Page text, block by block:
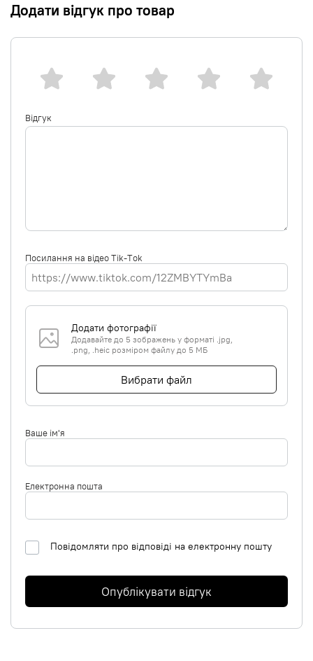
Додати відгук про товар
Відгук
Посилання на відео Tik-Tok
Додати фотографії
Додавайте до 5 зображень у форматі .jpg,
.png, .heic розміром файлу до 5 МБ
Вибрати файл
Ваше ім'я
Електронна пошта
Повідомляти про відповіді на електронну пошту
Опублікувати відгук